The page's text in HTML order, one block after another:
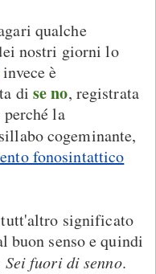
qualche
nostri giorni lo
invece è
di se no, registrata
la
cogeminante,
fonosintattico
significato
buon senso e quindi
Sei fuori di senno.